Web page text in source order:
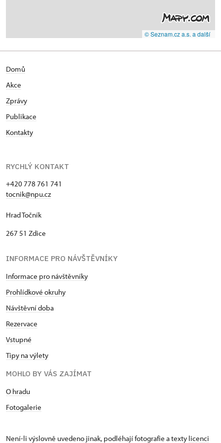
© Seznam.cz a.s. a další
Domů
Akce
Zprávy
Publikace
Kontakty
RYCHLÝ KONTAKT
+420 778 761 741
tocnik@npu.cz
Hrad Točník
267 51 Zdice
INFORMACE PRO NÁVŠTĚVNÍKY
Informace pro návštěvníky
Prohlídkové okruhy
Návštěvní doba
Rezervace
Vstupné
Tipy na výlety
MOHLO BY VÁS ZAJÍMAT
O hradu
Fotogalerie
Není-li výslovně uvedeno jinak, podléhají fotografie a texty licenci